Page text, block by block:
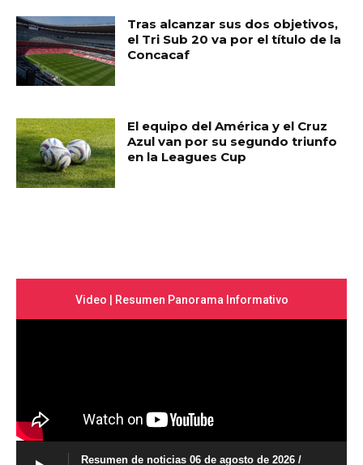
Tras alcanzar sus dos objetivos,
el Tri Sub 20 va por el título de la
Concacaf
El equipo del América y el Cruz
Azul van por su segundo triunfo
en la Leagues Cup
Video | Resumen Panorama Informativo
Resumen de noticias 06 de agosto de 2026 /